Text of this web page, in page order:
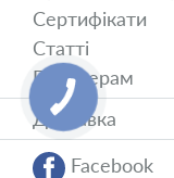
Сертифікати
Статті
Партнерам
Доставка
Facebook